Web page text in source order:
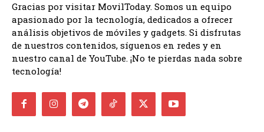
Gracias por visitar MovilToday. Somos un equipo
apasionado por la tecnología, dedicados a ofrecer
análisis objetivos de móviles y gadgets. Si disfrutas
de nuestros contenidos, síguenos en redes y en
nuestro canal de YouTube. ¡No te pierdas nada sobre
tecnología!